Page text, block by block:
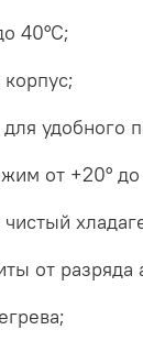
40°С;
удобного
от +20° до
от разряда